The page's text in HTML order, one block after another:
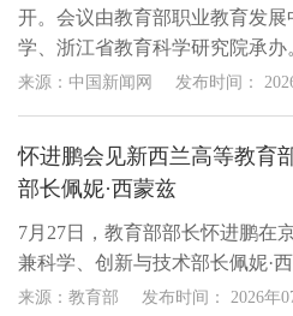
开。会议由教育部职业教育发
学、浙江省教育科学研究院承办
来源：中国新闻网 发布时间：
怀进鹏会见新西兰高等教育
部长佩妮·西蒙兹
7月27日，教育部部长怀进鹏在
兼科学、创新与技术部长佩妮·西
来源：教育部 发布时间： 2026年